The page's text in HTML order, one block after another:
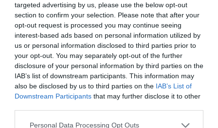
targeted advertising by us, please use the below opt-out
section to confirm your selection. Please note that after your
opt-out request is processed you may continue seeing
interest-based ads based on personal information utilized by
us or personal information disclosed to third parties prior to
your opt-out. You may separately opt-out of the further
disclosure of your personal information by third parties on the
IAB’s list of downstream participants. This information may
also be disclosed by us to third parties on the IAB’s List of
Downstream Participants that may further disclose it to other
Personal Data Processing Opt Outs